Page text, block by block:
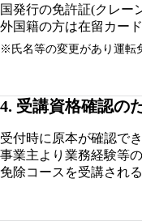
国発行の免許証(クレー
外国籍の方は在留カード
※氏名等の変更があり運転
受講資格確認の
受付時に原本が確認で
事業主より業務経験等
免除コースを受講され